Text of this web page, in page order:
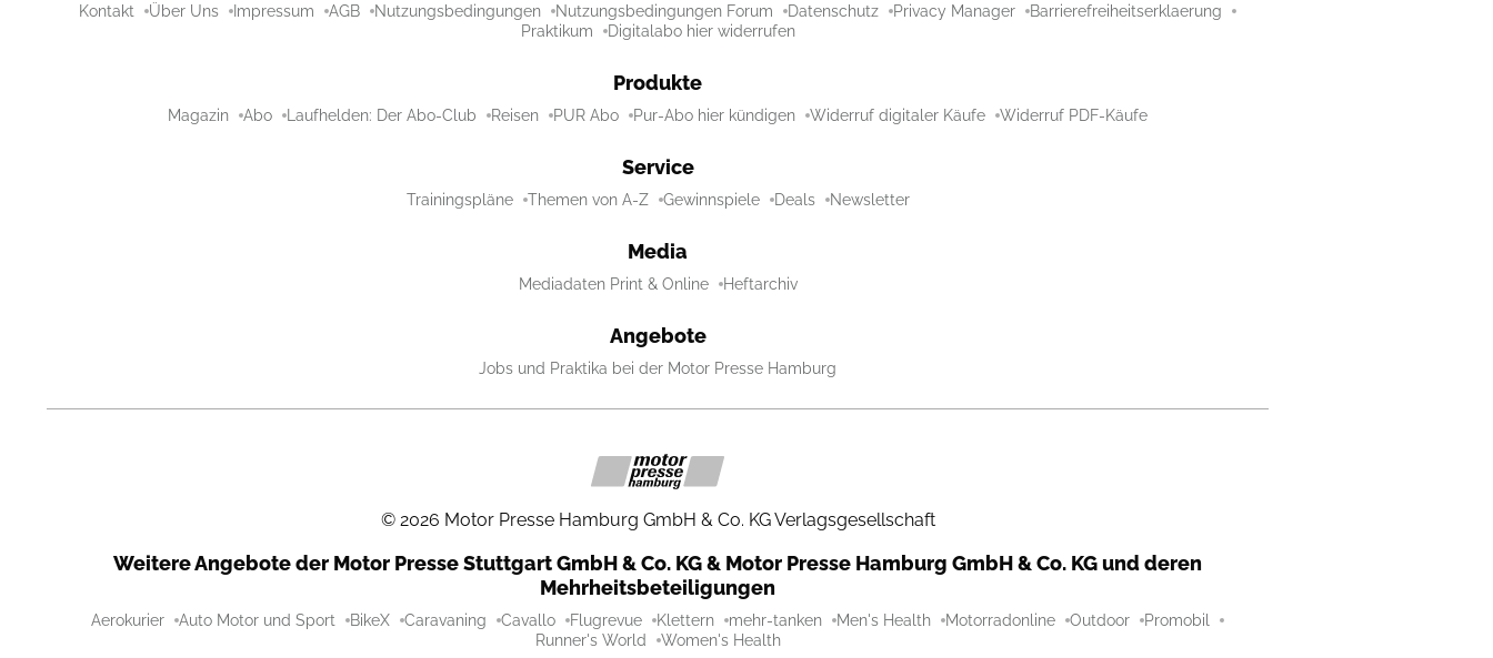
Kontakt Über Uns Impressum AGB Nutzungsbedingungen Nutzungsbedingungen Forum Datenschutz Privacy Manager
Barrierefreiheitserklaerung
Praktikum
Digitalabo hier widerrufen
Produkte
Magazin Abo Laufhelden: Der Abo-Club Reisen PUR Abo Pur-Abo hier kündigen Widerruf digitaler Käufe Widerruf PDF-Käufe
Service
Trainingspläne Themen von A-Z Gewinnspiele Deals Newsletter
Media
Mediadaten Print & Online Heftarchiv
Angebote
Jobs und Praktika bei der Motor Presse Hamburg
© 2026 Motor Presse Hamburg GmbH & Co. KG Verlagsgesellschaft
Weitere Angebote der Motor Presse Stuttgart GmbH & Co. KG & Motor Presse Hamburg GmbH & Co. KG und deren
Mehrheitsbeteiligungen
Aerokurier Auto Motor und Sport BikeX Caravaning Cavallo Flugrevue Klettern mehr-tanken Men's Health Motorradonline Outdoor
Promobil
Runner's World
Women's Health